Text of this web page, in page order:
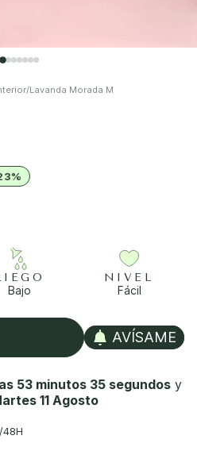
/Lavanda Morada M
Bajo
NIVEL
Fácil
53 minutos 34 segundos y
11 Agosto
AVÍSAME
48H